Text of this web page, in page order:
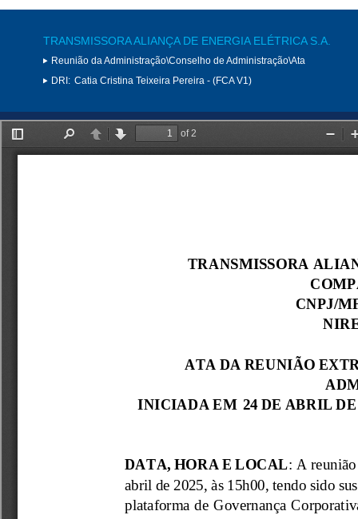
TRANSMISSORA ALIANÇA DE ENERGIA ELÉTRICA S.A.
Reunião da Administração\Conselho de Administração\Ata
DRI: Catia Cristina Teixeira Pereira - (FCA V1)